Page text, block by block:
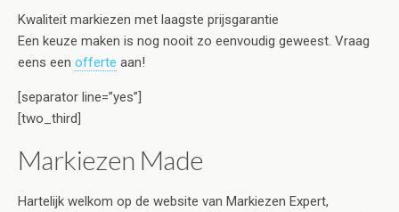
Kwaliteit markiezen met laagste prijsgarantie
Een keuze maken is nog nooit zo eenvoudig geweest. Vraag
eens een offerte aan!
[separator line=”yes”]
[two_third]
Markiezen Made
Hartelijk welkom op de website van Markiezen Expert,